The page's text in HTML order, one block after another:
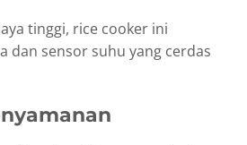
tinggi, rice cooker ini
dan sensor suhu yang cerdas